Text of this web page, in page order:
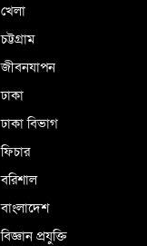
খেলা
চট্টগ্রাম
জীবনযাপন
ঢাকা
ঢাকা বিভাগ
ফিচার
বরিশাল
বাংলাদেশ
বিজ্ঞান প্রযুক্তি